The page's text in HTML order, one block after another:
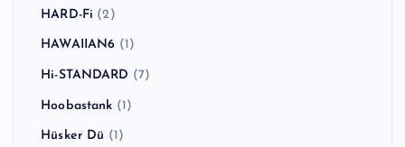
HARD-Fi (2)
HAWAIIAN6 (1)
Hi-STANDARD (7)
Hoobastank (1)
Hüsker Dü (1)